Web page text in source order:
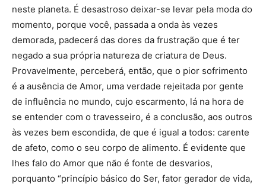
neste planeta. É desastroso deixar-se levar pela moda do
momento, porque você, passada a onda às vezes
demorada, padecerá das dores da frustração que é ter
negado a sua própria natureza de criatura de Deus.
Provavelmente, perceberá, então, que o pior sofrimento
é a ausência de Amor, uma verdade rejeitada por gente
de influência no mundo, cujo escarmento, lá na hora de
se entender com o travesseiro, é a conclusão, aos outros
às vezes bem escondida, de que é igual a todos: carente
de afeto, como o seu corpo de alimento. É evidente que
lhes falo do Amor que não é fonte de desvarios,
porquanto “princípio básico do Ser, fator gerador de vida,